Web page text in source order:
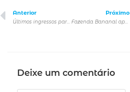
Anterior Próximo
Fazenda Bananal apresenta programação especial para o verão em Paraty
Deixe um comentário